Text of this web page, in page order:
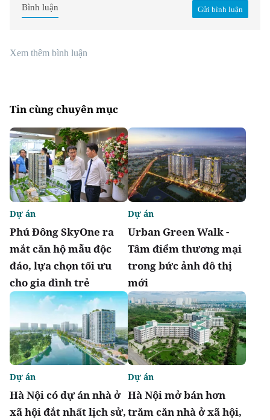
Gửi bình luận
Bình luận
Xem thêm bình luận
Tin cùng chuyên mục
Phú Đông SkyOne ra
mắt căn hộ mẫu độc
đáo, lựa chọn tối ưu
cho gia đình trẻ
Dự án
Urban Green Walk -
Tâm điểm thương mại
trong bức ảnh đô thị
mới
Dự án
Hà Nội có dự án nhà ở
xã hội đắt nhất lịch sử,
Dự án
Hà Nội mở bán hơn
trăm căn nhà ở xã hội,
Dự án